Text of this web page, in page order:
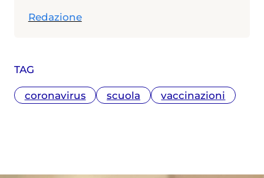
TAG
coronavirus scuola vaccinazioni
Redazione